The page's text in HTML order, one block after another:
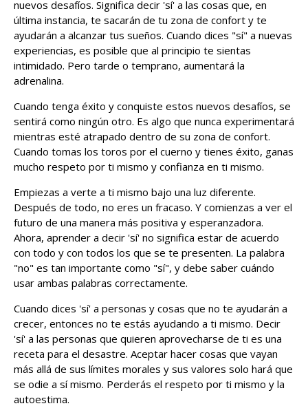
nuevos desafíos. Significa decir 'sí' a las cosas que, en
última instancia, te sacarán de tu zona de confort y te
ayudarán a alcanzar tus sueños. Cuando dices "sí" a nuevas
experiencias, es posible que al principio te sientas
intimidado. Pero tarde o temprano, aumentará la
adrenalina.
Cuando tenga éxito y conquiste estos nuevos desafíos, se
sentirá como ningún otro. Es algo que nunca experimentará
mientras esté atrapado dentro de su zona de confort.
Cuando tomas los toros por el cuerno y tienes éxito, ganas
mucho respeto por ti mismo y confianza en ti mismo.
Empiezas a verte a ti mismo bajo una luz diferente.
Después de todo, no eres un fracaso. Y comienzas a ver el
futuro de una manera más positiva y esperanzadora.
Ahora, aprender a decir 'sí' no significa estar de acuerdo
con todo y con todos los que se te presenten. La palabra
"no" es tan importante como "sí", y debe saber cuándo
usar ambas palabras correctamente.
Cuando dices 'sí' a personas y cosas que no te ayudarán a
crecer, entonces no te estás ayudando a ti mismo. Decir
'sí' a las personas que quieren aprovecharse de ti es una
receta para el desastre. Aceptar hacer cosas que vayan
más allá de sus límites morales y sus valores solo hará que
se odie a sí mismo. Perderás el respeto por ti mismo y la
autoestima.